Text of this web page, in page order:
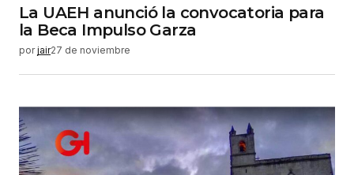
La UAEH anunció la convocatoria para
la Beca Impulso Garza
por jair27 de noviembre